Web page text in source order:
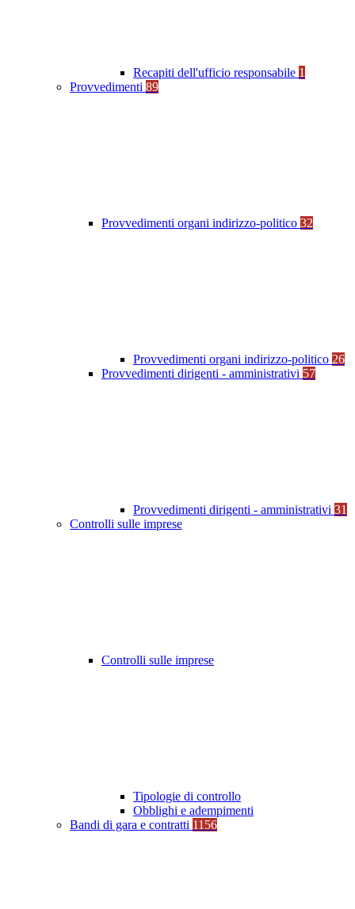
Recapiti dell'ufficio responsabile 1
Provvedimenti 89
Provvedimenti organi indirizzo-politico 32
Provvedimenti organi indirizzo-politico 26
Provvedimenti dirigenti - amministrativi 57
Provvedimenti dirigenti - amministrativi 31
Controlli sulle imprese
Controlli sulle imprese
Tipologie di controllo
Obblighi e adempimenti
Bandi di gara e contratti 1156